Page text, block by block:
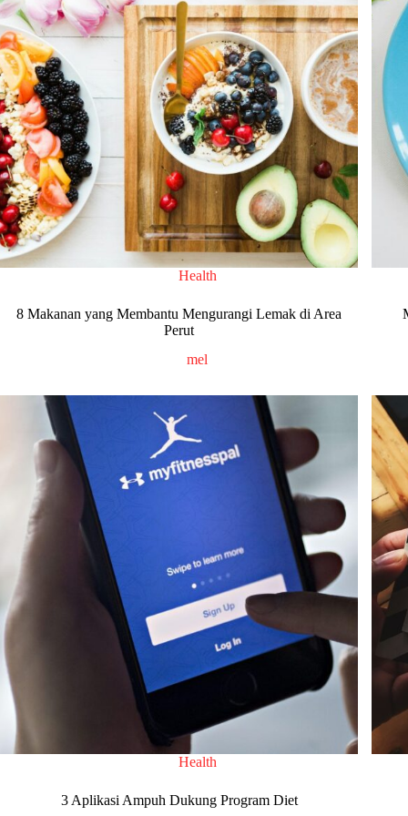
Health
8 Makanan yang Membantu Mengurangi Lemak di Area
Perut
mel
Health
3 Aplikasi Ampuh Dukung Program Diet